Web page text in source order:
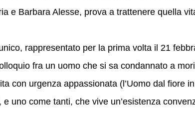
e Barbara Alesse, prova a trattenere quella
rappresentato per la prima volta il 21
fra un uomo che si sa condannato a
con urgenza appassionata (l’Uomo dal fiore
e uno come tanti, che vive un’esistenza